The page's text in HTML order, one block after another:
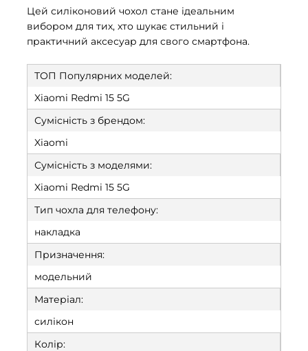
Цей силіконовий чохол стане ідеальним
вибором для тих, хто шукає стильний і
практичний аксесуар для свого смартфона.
ТОП Популярних моделей:
Xiaomi Redmi 15 5G
Сумісність з брендом:
Xiaomi
Сумісність з моделями:
Xiaomi Redmi 15 5G
Тип чохла для телефону:
накладка
Призначення:
модельний
Матеріал:
силікон
Колір: